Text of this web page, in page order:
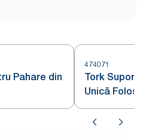
Pahare din
474071
Tork
Unică